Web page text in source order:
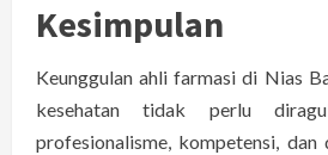
Kesimpulan
Keunggulan ahli farmasi di Nias
kesehatan tidak perlu
profesionalisme, kompetensi,